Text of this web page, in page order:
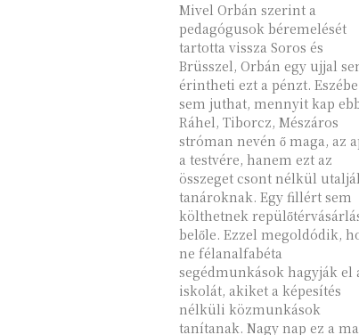
Mivel Orbán szerint a
pedagógusok béremelését
tartotta vissza Soros és
Brüsszel, Orbán egy ujjal
érintheti ezt a pénzt. Eszébe
sem juthat, mennyit kap
Ráhel, Tiborcz, Mészáros
stróman nevén ő maga, az
a testvére, hanem ezt az
összeget csont nélkül
tanároknak. Egy fillért sem
költhetnek
belőle. Ezzel megoldódik, hogy
ne félanalfabéta
segédmunkások hagyják el
iskolát, akiket a képesítés
nélküli közmunkások
tanítanak. Nagy nap ez a